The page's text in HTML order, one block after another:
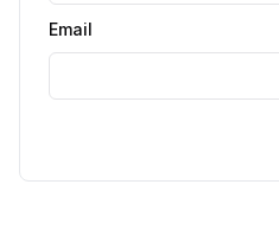
Email